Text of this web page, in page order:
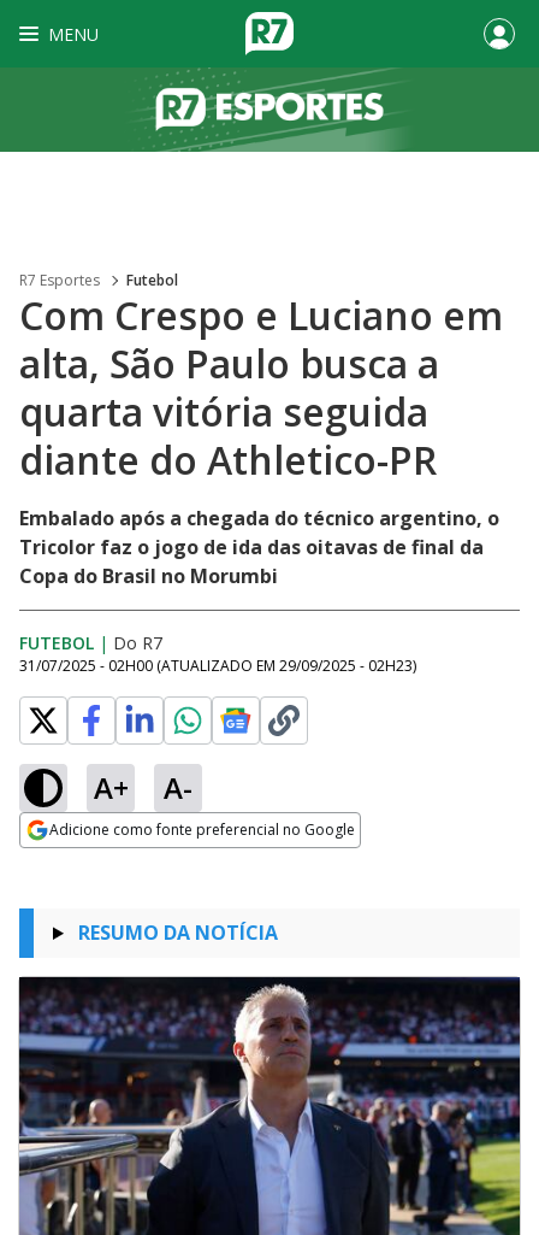
MENU
R7 Esportes Futebol
Com Crespo e Luciano em
alta, São Paulo busca a
quarta vitória seguida
diante do Athletico-PR
Embalado após a chegada do técnico argentino, o
Tricolor faz o jogo de ida das oitavas de final da
Copa do Brasil no Morumbi
FUTEBOL | Do R7
31/07/2025 - 02H00 (ATUALIZADO EM 29/09/2025 - 02H23)
A+ A-
Adicione como fonte preferencial no Google
RESUMO DA NOTÍCIA